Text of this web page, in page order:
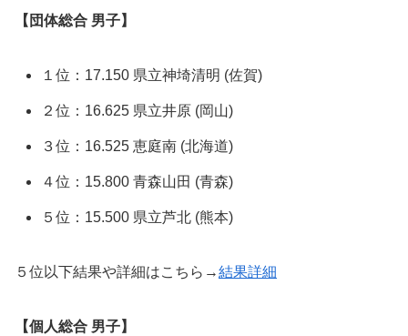
【団体総合 男子】
１位：17.150 県立神埼清明 (佐賀)
２位：16.625 県立井原 (岡山)
３位：16.525 恵庭南 (北海道)
４位：15.800 青森山田 (青森)
５位：15.500 県立芦北 (熊本)
５位以下結果や詳細はこちら→結果詳細
【個人総合 男子】